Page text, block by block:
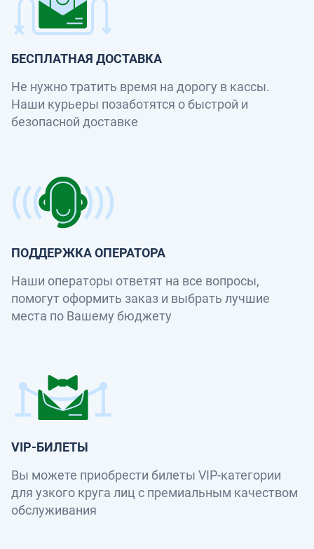
БЕСПЛАТНАЯ ДОСТАВКА
Не нужно тратить время на дорогу в кассы.
Наши курьеры позаботятся о быстрой и
безопасной доставке
ПОДДЕРЖКА ОПЕРАТОРА
Наши операторы ответят на все вопросы,
помогут оформить заказ и выбрать лучшие
места по Вашему бюджету
VIP-БИЛЕТЫ
Вы можете приобрести билеты VIP-категории
для узкого круга лиц с премиальным качеством
обслуживания